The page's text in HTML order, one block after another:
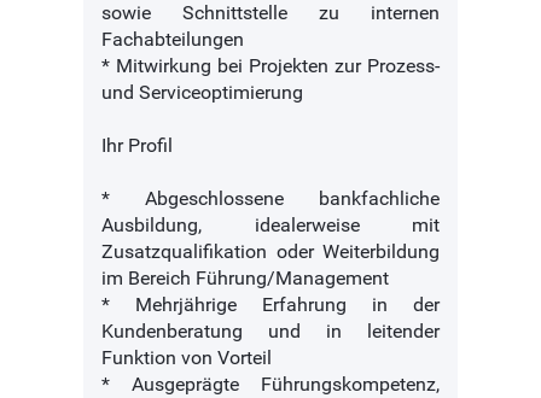
sowie Schnittstelle zu internen
Fachabteilungen
* Mitwirkung bei Projekten zur Prozess-
und Serviceoptimierung
Ihr Profil
* Abgeschlossene bankfachliche
Ausbildung, idealerweise mit
Zusatzqualifikation oder Weiterbildung
im Bereich Führung/Management
* Mehrjährige Erfahrung in der
Kundenberatung und in leitender
Funktion von Vorteil
* Ausgeprägte Führungskompetenz,